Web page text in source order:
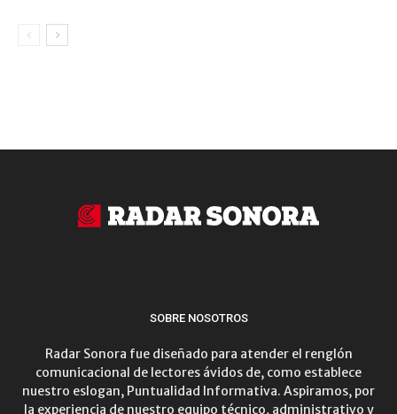
SOBRE NOSOTROS
Radar Sonora fue diseñado para atender el renglón
comunicacional de lectores ávidos de, como establece
nuestro eslogan, Puntualidad Informativa. Aspiramos, por
la experiencia de nuestro equipo técnico, administrativo y